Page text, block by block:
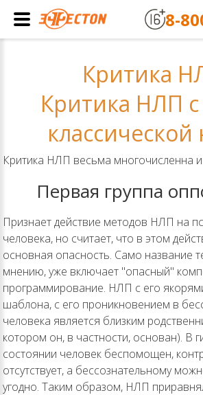
Критика
Критика НЛП с
классической
Критика НЛП весьма многочисленна
Первая группа
Признает действие методов НЛП на
человека, но считает, что в этом
основная опасность. Само название
мнению, уже включает "опасный"
программирование. НЛП с его
шаблона, с его проникновением в
человека является близким
котором он, в частности, основан). В
состоянии человек беспомощен,
отсутствует, а бессознательному
угодно. Таким образом, НЛП
8-